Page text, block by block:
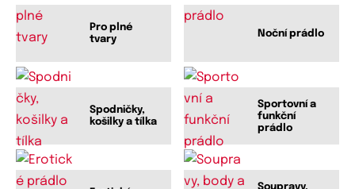
Pro plné
tvary
Noční prádlo
Spodničky,
košilky a tílka
Sportovní a
funkční
prádlo
Soupravy,